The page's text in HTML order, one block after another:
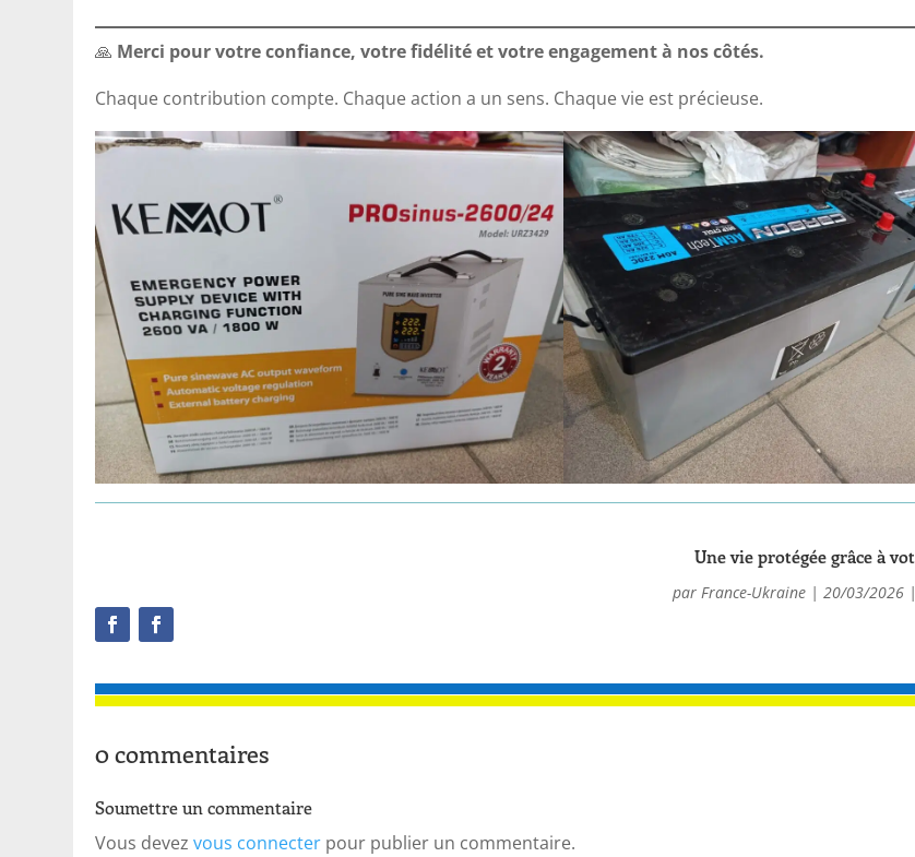
🙏 Merci pour votre confiance, votre fidélité et votre engagement à nos côtés.
Chaque contribution compte. Chaque action a un sens. Chaque vie est précieuse.
Une vie protégée grâce à
parFrance-Ukraine |20/03/2026
0 commentaires
Soumettre un commentaire
Vous devezvous connecter pour publier un commentaire.